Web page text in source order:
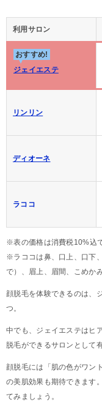
利用サロン
おすすめ!
ジェイエステ
リンリン
ディオーネ
ラココ
※表の価格は消費税10%込
※ラココは鼻、口上、口下
で）、眉上、眉間、こめか
顔脱毛を体験できるのは、
つ。
中でも、ジェイエステはヒ
脱毛ができるサロンとして
顔脱毛には「肌の色がワン
の美肌効果も期待できます
てみましょう。